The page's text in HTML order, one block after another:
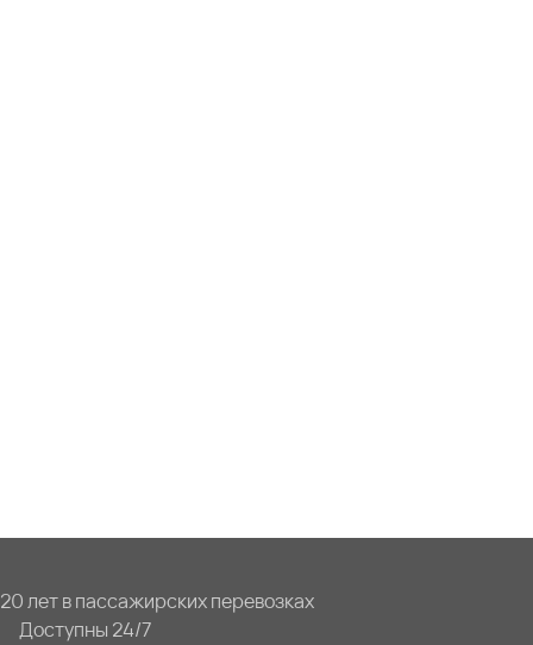
20 лет в пассажирских перевозках
Доступны 24/7